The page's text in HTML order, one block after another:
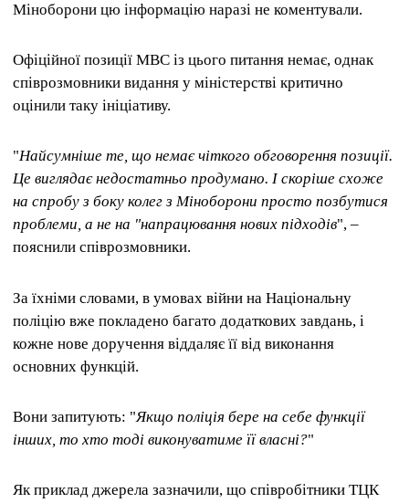
Міноборони цю інформацію наразі не коментували.
Офіційної позиції МВС із цього питання немає, однак
співрозмовники видання у міністерстві критично
оцінили таку ініціативу.
"Найсумніше те, що немає чіткого обговорення позиції.
Це виглядає недостатньо продумано. І скоріше схоже
на спробу з боку колег з Міноборони просто позбутися
проблеми, а не на "напрацювання нових підходів", –
пояснили співрозмовники.
За їхніми словами, в умовах війни на Національну
поліцію вже покладено багато додаткових завдань, і
кожне нове доручення віддаляє її від виконання
основних функцій.
Вони запитують: "Якщо поліція бере на себе функції
інших, то хто тоді виконуватиме її власні?"
Як приклад джерела зазначили, що співробітники ТЦК